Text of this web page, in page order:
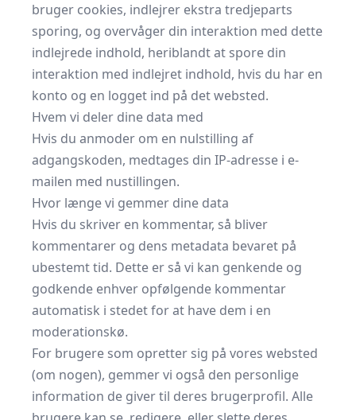
bruger cookies, indlejrer ekstra tredjeparts
sporing, og overvåger din interaktion med dette
indlejrede indhold, heriblandt at spore din
interaktion med indlejret indhold, hvis du har en
konto og en logget ind på det websted.
Hvem vi deler dine data med
Hvis du anmoder om en nulstilling af
adgangskoden, medtages din IP-adresse i e-
mailen med nustillingen.
Hvor længe vi gemmer dine data
Hvis du skriver en kommentar, så bliver
kommentarer og dens metadata bevaret på
ubestemt tid. Dette er så vi kan genkende og
godkende enhver opfølgende kommentar
automatisk i stedet for at have dem i en
moderationskø.
For brugere som opretter sig på vores websted
(om nogen), gemmer vi også den personlige
information de giver til deres brugerprofil. Alle